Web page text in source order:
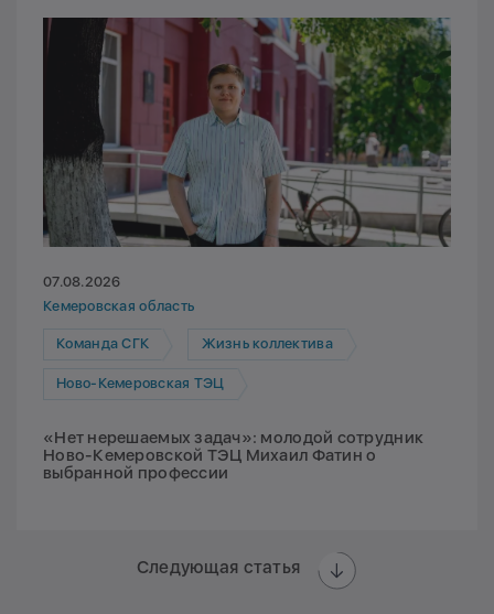
07.08.2026
Кемеровская область
Команда СГК Жизнь коллектива
Ново-Кемеровская ТЭЦ
«Нет нерешаемых задач»: молодой сотрудник
Ново-Кемеровской ТЭЦ Михаил Фатин о
выбранной профессии
Следующая статья